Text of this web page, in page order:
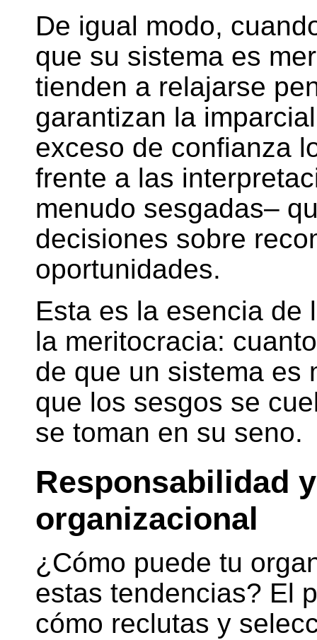
De igual modo,
que su sistema es
tienden a relajarse
garantizan la
exceso de confianza
frente a las
menudo sesgadas–
decisiones sobre
oportunidades.
Esta es la esencia de
la meritocracia:
de que un sistema es
que los sesgos se
se toman en su seno.
Responsabilidad
organizacional
¿Cómo puede tu
estas tendencias? El
cómo reclutas y